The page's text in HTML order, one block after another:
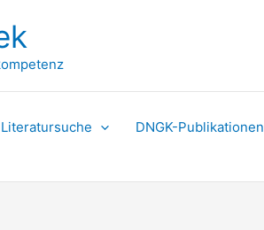
Literatursuche DNGK-Publikationen